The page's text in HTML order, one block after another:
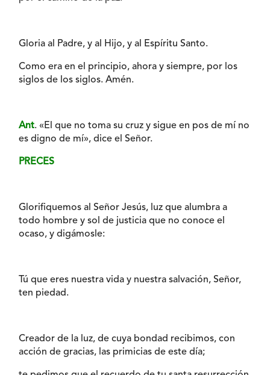
Gloria al Padre, y al Hijo, y al Espíritu Santo.
Como era en el principio, ahora y siempre, por los
siglos de los siglos. Amén.
Ant. «El que no toma su cruz y sigue en pos de mí no
es digno de mí», dice el Señor.
PRECES
Glorifiquemos al Señor Jesús, luz que alumbra a
todo hombre y sol de justicia que no conoce el
ocaso, y digámosle:
Tú que eres nuestra vida y nuestra salvación, Señor,
ten piedad.
Creador de la luz, de cuya bondad recibimos, con
acción de gracias, las primicias de este día;